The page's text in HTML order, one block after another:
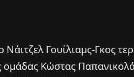
Γουίλιαμς-Γκος
Κώστας